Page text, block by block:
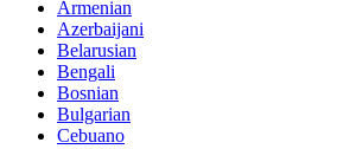
Armenian
Azerbaijani
Belarusian
Bengali
Bosnian
Bulgarian
Cebuano